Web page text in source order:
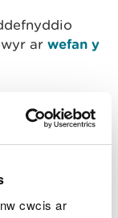
cwcis ar
ar wefan y
a rhaid eu